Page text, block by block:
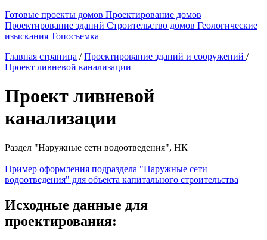
Готовые проекты домов Проектирование домов
Проектирование зданий Строительство домов Геологические
изыскания Топосъемка
Главная страница / Проектирование зданий и сооружений /
Проект ливневой канализации
Проект ливневой
канализации
Раздел "Наружные сети водоотведения", НК
Пример оформления подраздела "Наружные сети
водоотведения" для объекта капитального строительства
Исходные данные для
проектирования: